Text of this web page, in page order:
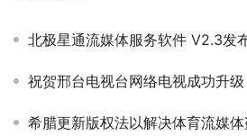
北极星通流媒体服务软件 V2.3发
祝贺邢台电视台网络电视成功升级
希腊更新版权法以解决体育流媒